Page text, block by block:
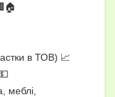
в ТОВ) 📈
меблі,